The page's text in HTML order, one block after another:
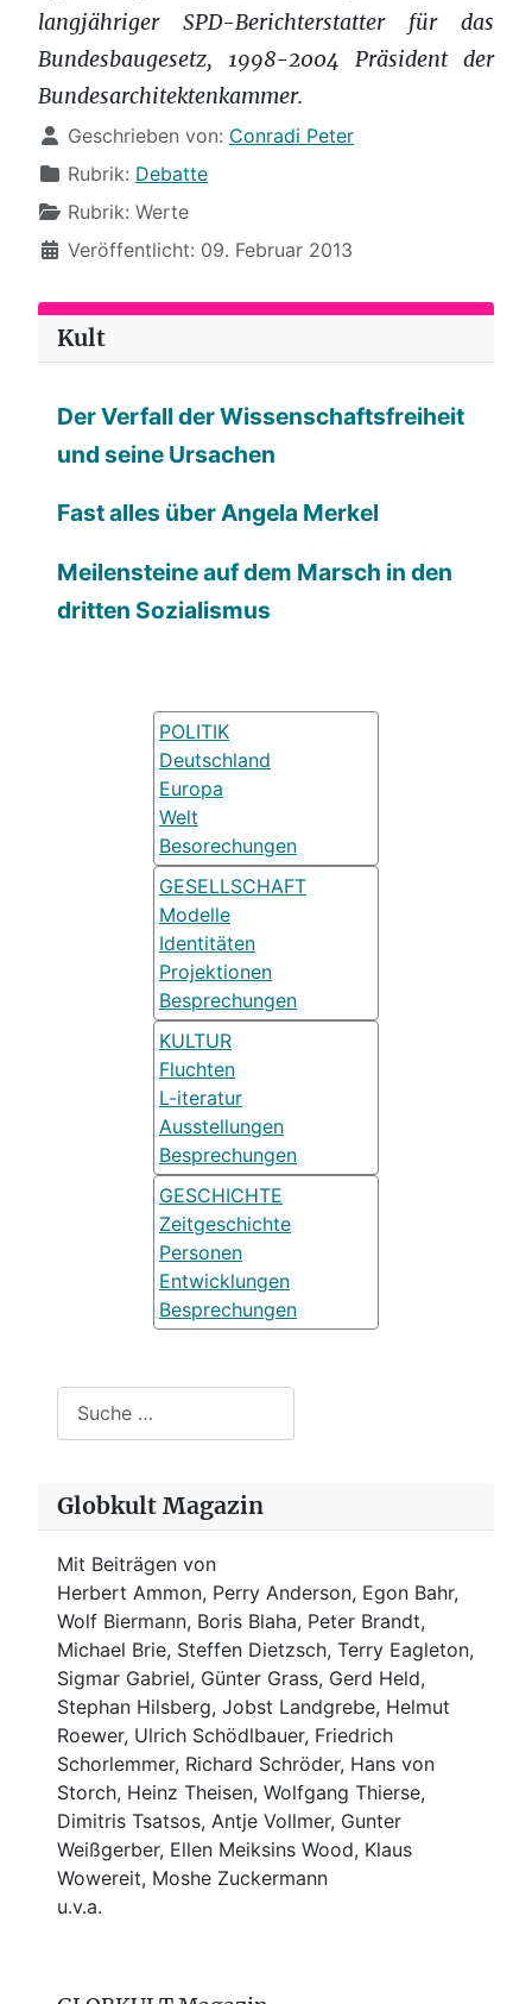
langjähriger SPD-Berichterstatter für das
Bundesbaugesetz, 1998-2004 Präsident der
Bundesarchitektenkammer.
Details
Geschrieben von: Conradi Peter
Rubrik: Debatte
Rubrik: Werte
Veröffentlicht: 09. Februar 2013
Kult
Der Verfall der Wissenschaftsfreiheit
und seine Ursachen
Fast alles über Angela Merkel
Meilensteine auf dem Marsch in den
dritten Sozialismus
POLITIK
Deutschland
Europa
Welt
Besorechungen
GESELLSCHAFT
Modelle
Identitäten
Projektionen
Besprechungen
KULTUR
Fluchten
L-iteratur
Ausstellungen
Besprechungen
GESCHICHTE
Zeitgeschichte
Personen
Entwicklungen
Besprechungen
Globkult Magazin
Mit Beiträgen von
Herbert Ammon, Perry Anderson, Egon Bahr,
Wolf Biermann, Boris Blaha, Peter Brandt,
Michael Brie, Steffen Dietzsch, Terry Eagleton,
Sigmar Gabriel, Günter Grass, Gerd Held,
Stephan Hilsberg, Jobst Landgrebe, Helmut
Roewer, Ulrich Schödlbauer, Friedrich
Schorlemmer, Richard Schröder, Hans von
Storch, Heinz Theisen, Wolfgang Thierse,
Dimitris Tsatsos, Antje Vollmer, Gunter
Weißgerber, Ellen Meiksins Wood, Klaus
Wowereit, Moshe Zuckermann
u.v.a.